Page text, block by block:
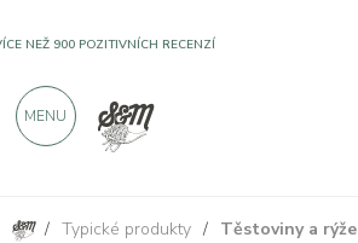
/ Typické produkty / Těstoviny a rýže
Calamarata Bio di grano duro 400g
NEŽ 900 POZITIVNÍCH RECENZÍ
MENU